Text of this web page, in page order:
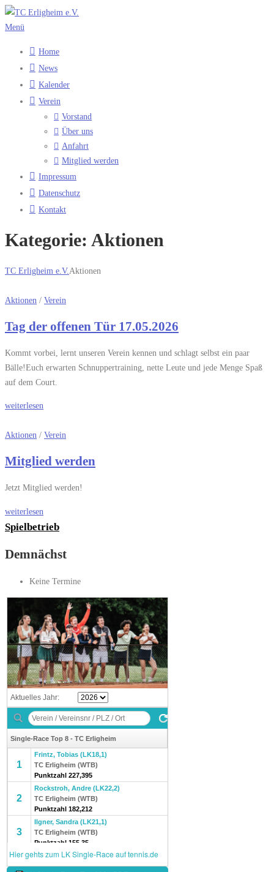
Zum
Inhalt
Menü
Home
News
Kalender
Verein
Vorstand
Über uns
Anfahrt
Mitglied werden
Impressum
Datenschutz
Kontakt
Kategorie: Aktionen
TC Erligheim e.V.Aktionen
Aktionen / Verein
Tag der offenen Tür 17.05.2026
Kommt vorbei, lernt unseren Verein kennen und schlagt selbst ein paar
Bälle!Euch erwarten Schnuppertraining, nette Leute und jede Menge Spaß
auf dem Court.
weiterlesen
Aktionen / Verein
Mitglied werden
Jetzt Mitglied werden!
weiterlesen
Spielbetrieb
Demnächst
Keine Termine